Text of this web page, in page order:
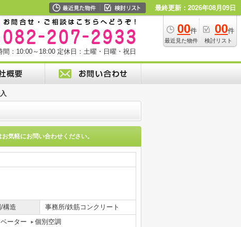
最終更新：2026年08月09日
00件
最近見た物件
00件
検討リスト
間：10:00～18:00 定休日：土曜・日曜・祝日
気軽にお問い合わせください。
構造
事務所/鉄筋コンクリート
ーター 個別空調